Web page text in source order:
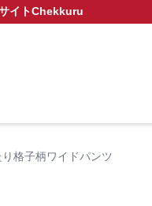
イトChekkuru
格子柄ワイドパンツ